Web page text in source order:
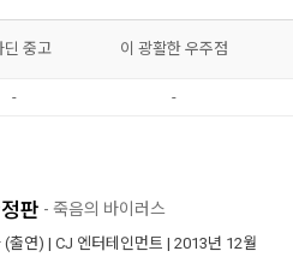
딘 중고 이 광활한 우주점
- -
판 - 죽음의 바이러스
(출연) | CJ 엔터테인먼트 | 2013년 12월